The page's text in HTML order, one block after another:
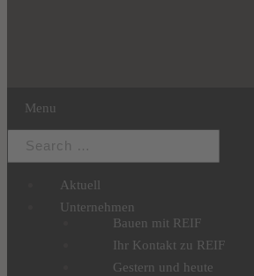
Menu
Aktuell
Unternehmen
Bauen mit REIF
Ihr Kontakt zu REIF
Gestern und heute